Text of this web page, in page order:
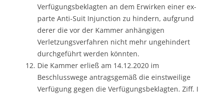
Verfügungsbeklagten an dem Erwirken einer ex-
parte Anti-Suit Injunction zu hindern, aufgrund
derer die vor der Kammer anhängigen
Verletzungsverfahren nicht mehr ungehindert
durchgeführt werden könnten.
Die Kammer erließ am 14.12.2020 im
Beschlusswege antragsgemäß die einstweilige
Verfügung gegen die Verfügungsbeklagten. Ziff. I